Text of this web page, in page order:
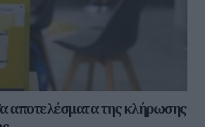
της κλήρωσης